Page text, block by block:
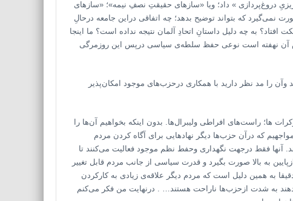
دروغ‌پردازی » داد؛ ویا «سازهای حقیقتِ نصفِ نیمه»؛ «سازهای
نمی‌گیرد که بتواند توضیح بدهد؛ چه اتفاقی دراین جامعه درحالِ
به چه دلیل داستانِ اتحادِ آلمان نتیجه نداده است؟ ما اینجا
آن نهفته است نوعی حفظ سلطه‌ی سیاسی درپس این روزمرگی
را مد نظر دارید با همکاری درحزب‌های موجود امکان‌پذیر
راست‌های افراطی ولیبرال‌ها. بدون اینکه بخواهیم آن‌ها را
1945 با نوعی ارتقاء حزبی مواجهیم که درآن حزب‌ها دیگر نهادهایی برای آگاه کردن مردم
آنها فقط درجهت نگهداری وحفط نظم موجود فعالیت می‌کنند تا
به بالا صورت بگیرد و قدرت سیاسی از جانب مردم قابل تغییر
به همین دلیل است که مردم دیگر علاقه‌ی زیادی به کارکردن
به شدت ازحزب‌ها ناراحت هستند… . درنهایت من فکر می‌کنم